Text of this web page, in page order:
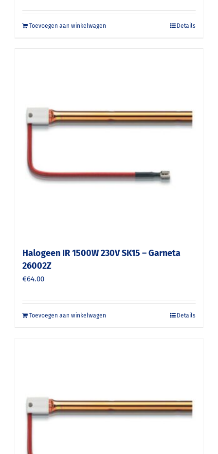
Toevoegen aan winkelwagen Details
Halogeen IR 1500W 230V SK15 – Garneta
26002Z
€64.00
Toevoegen aan winkelwagen Details